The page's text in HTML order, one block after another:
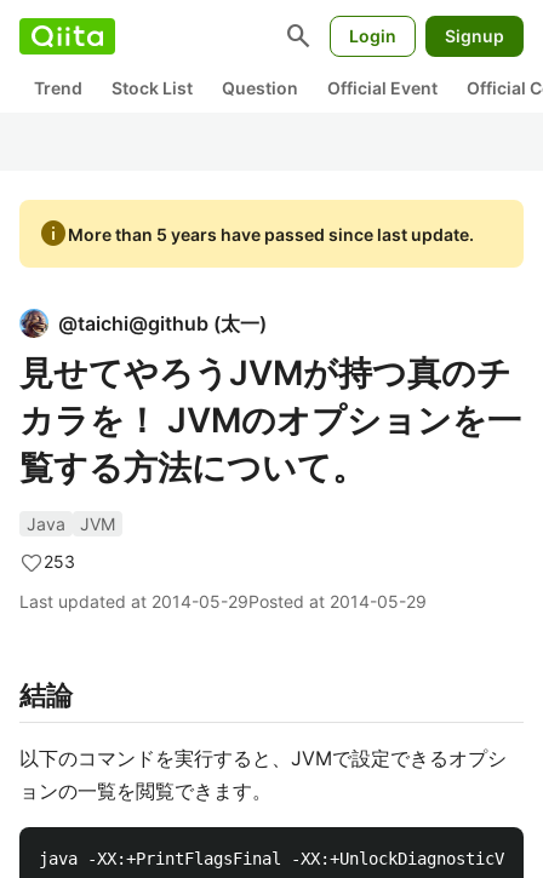
search Login Signup
Trend Stock List Question Official Event Official
infoMore than 5 years have passed since last update.
@taichi@github (太一)
見せてやろうJVMが持つ真のチ
カラを！ JVMのオプションを一
覧する方法について。
Java
JVM
253
Last updated at 2014-05-29Posted at 2014-05-29
結論
以下のコマンドを実行すると、JVMで設定できるオプシ
ョンの一覧を閲覧できます。